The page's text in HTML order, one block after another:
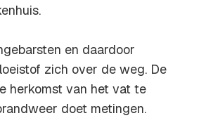
en daardoor
zich over de weg. De
herkomst van het vat te
doet metingen.